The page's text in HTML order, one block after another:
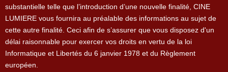
substantielle telle que l’introduction d’une nouvelle finalité, CINE
LUMIERE vous fournira au préalable des informations au sujet de
cette autre finalité. Ceci afin de s’assurer que vous disposez d'un
délai raisonnable pour exercer vos droits en vertu de la loi
Informatique et Libertés du 6 janvier 1978 et du Règlement
européen.